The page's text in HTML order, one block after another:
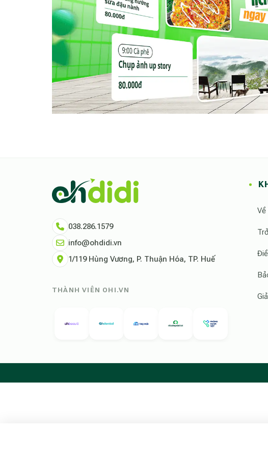
Với quy mô vừa phải và không gian đậm chất bản địa,
cho những chuyến đi cần sự tĩnh lặng, gia đình nhỏ
gần gũi thiên nhiên. Không gian không ồn ào, không phô
đáng nhớ.
Già Làng Măng Đen Homestay 2PN và cảm giác trở về
Điều khiếnGià Làng Măng Đen Homestay 2PNđể lại
cảm giác được sống chậm lại giữa rừng thông, gỗ và ánh
nhớ đến không phải vì một chi tiết nổi bật, mà vì cảm giác
038.286.1579
info@ohdidi.vn
1/119 Hùng Vương, P. Thuận Hóa, TP. Huế
THÀNH VIÊN OHI.VN
Về